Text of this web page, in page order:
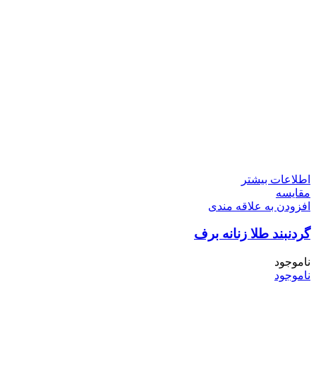
اطلاعات بیشتر
مقایسه
افزودن به علاقه مندی
گردنبند طلا زنانه برف
ناموجود
ناموجود